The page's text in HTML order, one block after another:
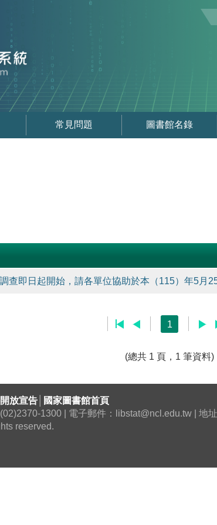
常見問題 圖書館名錄
查即日起開始，請各單位協助於本（115）年5月
1
(總共 1 頁，1 筆資料)
放宣告
國家圖書館首頁
1300 | 電子郵件：libstat@ncl.edu.tw | 地
reserved.